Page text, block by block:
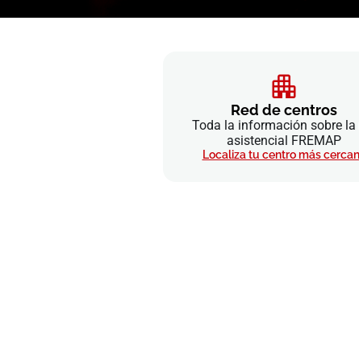
Red de centros
Toda la información sobre la
asistencial FREMAP
Localiza tu centro más